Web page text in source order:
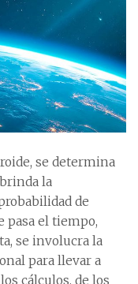
se determina
la
de
pasa el tiempo,
se involucra la
para llevar a
cálculos, de los